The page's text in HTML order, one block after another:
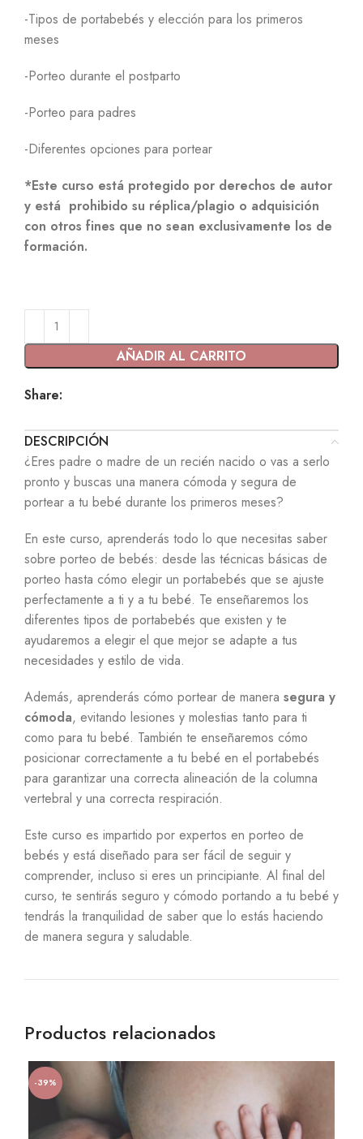
-Tipos de portabebés y elección para los primeros
meses
-Porteo durante el postparto
-Porteo para padres
-Diferentes opciones para portear
*Este curso está protegido por derechos de autor
y está prohibido su réplica/plagio o adquisición
con otros fines que no sean exclusivamente los de
formación.
AÑADIR AL CARRITO
Share:
DESCRIPCIÓN
¿Eres padre o madre de un recién nacido o vas a serlo
pronto y buscas una manera cómoda y segura de
portear a tu bebé durante los primeros meses?
En este curso, aprenderás todo lo que necesitas saber
sobre porteo de bebés: desde las técnicas básicas de
porteo hasta cómo elegir un portabebés que se ajuste
perfectamente a ti y a tu bebé. Te enseñaremos los
diferentes tipos de portabebés que existen y te
ayudaremos a elegir el que mejor se adapte a tus
necesidades y estilo de vida.
Además, aprenderás cómo portear de manera segura y
cómoda, evitando lesiones y molestias tanto para ti
como para tu bebé. También te enseñaremos cómo
posicionar correctamente a tu bebé en el portabebés
para garantizar una correcta alineación de la columna
vertebral y una correcta respiración.
Este curso es impartido por expertos en porteo de
bebés y está diseñado para ser fácil de seguir y
comprender, incluso si eres un principiante. Al final del
curso, te sentirás seguro y cómodo portando a tu bebé y
tendrás la tranquilidad de saber que lo estás haciendo
de manera segura y saludable.
Productos relacionados
-39%